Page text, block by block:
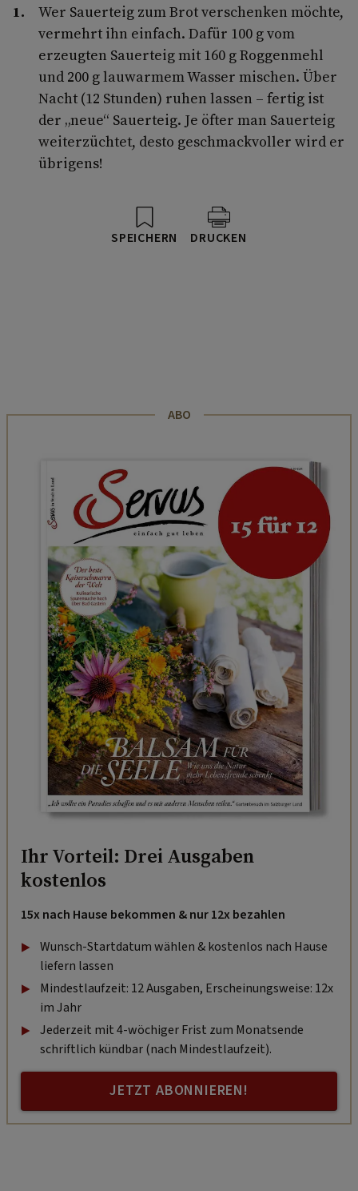
Wer Sauerteig zum Brot verschenken möchte,
vermehrt ihn einfach. Dafür 100 g vom
erzeugten Sauerteig mit 160 g Roggenmehl
und 200 g lauwarmem Wasser mischen. Über
Nacht (12 Stunden) ruhen lassen – fertig ist
der „neue“ Sauerteig. Je öfter man Sauerteig
weiterzüchtet, desto geschmackvoller wird er
übrigens!
SPEICHERN DRUCKEN
ABO
Ihr Vorteil: Drei Ausgaben
kostenlos
15x nach Hause bekommen & nur 12x bezahlen
Wunsch-Startdatum wählen & kostenlos nach Hause
liefern lassen
Mindestlaufzeit: 12 Ausgaben, Erscheinungsweise: 12x
im Jahr
Jederzeit mit 4-wöchiger Frist zum Monatsende
schriftlich kündbar (nach Mindestlaufzeit).
JETZT ABONNIEREN!